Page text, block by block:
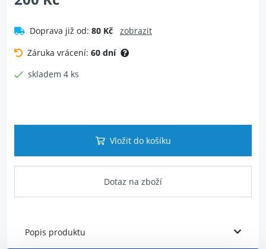
Doprava již od: 80 Kč
zobrazit
Záruka vrácení: 60 dní
skladem 4 ks
Vložit do košíku
Dotaz na zboží
Popis produktu